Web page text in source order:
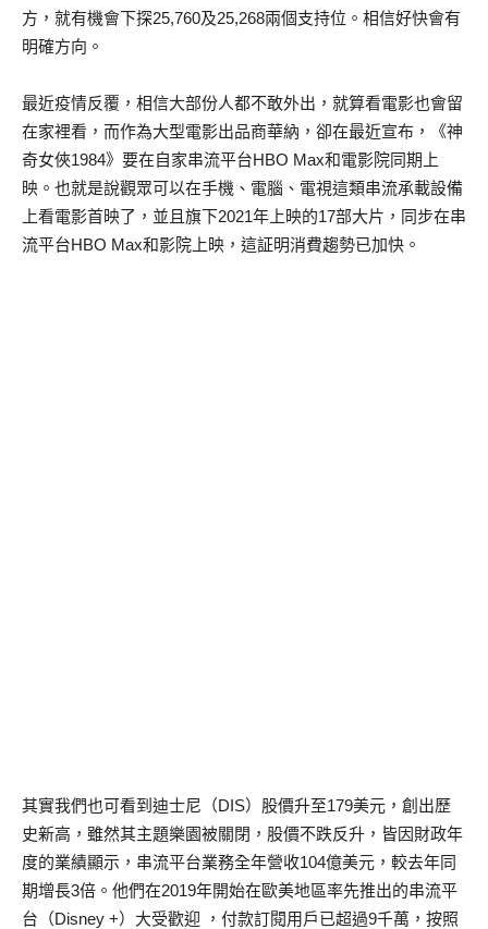
方，就有機會下探25,760及25,268兩個支持位。相信好快會有
明確方向。
最近疫情反覆，相信大部份人都不敢外出，就算看電影也會留
在家裡看，而作為大型電影出品商華納，卻在最近宣布，《神
奇女俠1984》要在自家串流平台HBO Max和電影院同期上
映。也就是說觀眾可以在手機、電腦、電視這類串流承載設備
上看電影首映了，並且旗下2021年上映的17部大片，同步在串
流平台HBO Max和影院上映，這証明消費趨勢已加快。
其實我們也可看到迪士尼（DIS）股價升至179美元，創出歷
史新高，雖然其主題樂園被關閉，股價不跌反升，皆因財政年
度的業績顯示，串流平台業務全年營收104億美元，較去年同
期增長3倍。他們在2019年開始在歐美地區率先推出的串流平
台（Disney +）大受歡迎 ，付款訂閱用戶已超過9千萬，按照